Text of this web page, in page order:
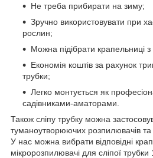
Не треба прибирати на зиму;
Зручно використовувати при
рослин;
Можна підібрати крапельниці
Економія коштів за рахунок
трубки;
Легко монтується як
садівниками-аматорами.
Також сліпу трубку можна
туманоутворюючих розпилювачів та
У нас можна вибрати відповідні
мікророзпилювачі для сліпої трубки